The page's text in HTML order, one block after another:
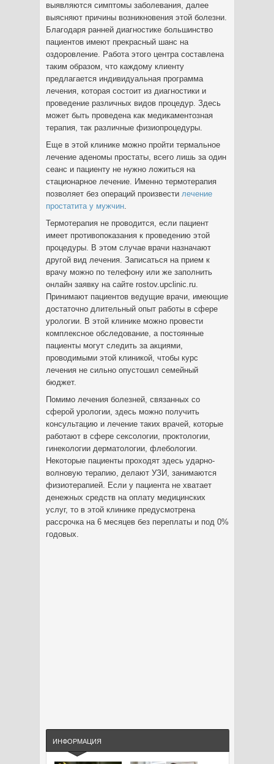
выявляются симптомы заболевания, далее
выясняют причины возникновения этой болезни.
Благодаря ранней диагностике большинство
пациентов имеют прекрасный шанс на
оздоровление. Работа этого центра составлена
таким образом, что каждому клиенту
предлагается индивидуальная программа
лечения, которая состоит из диагностики и
проведение различных видов процедур. Здесь
может быть проведена как медикаментозная
терапия, так различные физиопроцедуры.
Еще в этой клинике можно пройти термальное
лечение аденомы простаты, всего лишь за один
сеанс и пациенту не нужно ложиться на
стационарное лечение. Именно термотерапия
позволяет без операций произвести лечение
простатита у мужчин.
Термотерапия не проводится, если пациент
имеет противопоказания к проведению этой
процедуры. В этом случае врачи назначают
другой вид лечения. Записаться на прием к
врачу можно по телефону или же заполнить
онлайн заявку на сайте rostov.upclinic.ru.
Принимают пациентов ведущие врачи, имеющие
достаточно длительный опыт работы в сфере
урологии. В этой клинике можно провести
комплексное обследование, а постоянные
пациенты могут следить за акциями,
проводимыми этой клиникой, чтобы курс
лечения не сильно опустошил семейный
бюджет.
Помимо лечения болезней, связанных со
сферой урологии, здесь можно получить
консультацию и лечение таких врачей, которые
работают в сфере сексологии, проктологии,
гинекологии дерматологии, флебологии.
Некоторые пациенты проходят здесь ударно-
волновую терапию, делают УЗИ, занимаются
физиотерапией. Если у пациента не хватает
денежных средств на оплату медицинских
услуг, то в этой клинике предусмотрена
рассрочка на 6 месяцев без переплаты и под 0%
годовых.
ИНФОРМАЦИЯ